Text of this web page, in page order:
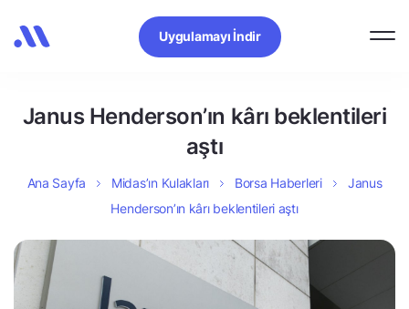
Uygulamayı İndir
Janus Henderson’ın kârı beklentileri
aştı
Ana Sayfa Midas’ın Kulakları Borsa Haberleri
Janus
Henderson’ın kârı beklentileri aştı